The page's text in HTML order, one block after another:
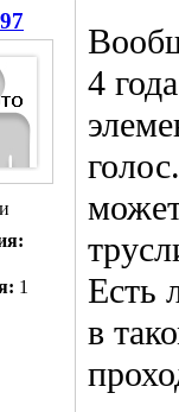
1
4
Есть
в